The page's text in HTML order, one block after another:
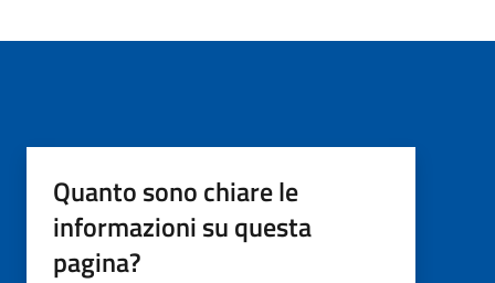
Quanto sono chiare le
informazioni su questa
pagina?